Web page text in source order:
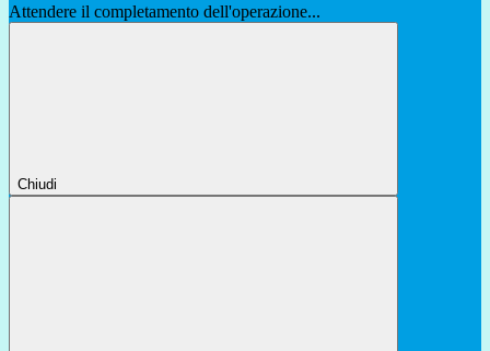
Attendere il completamento dell'operazione...
Chiudi